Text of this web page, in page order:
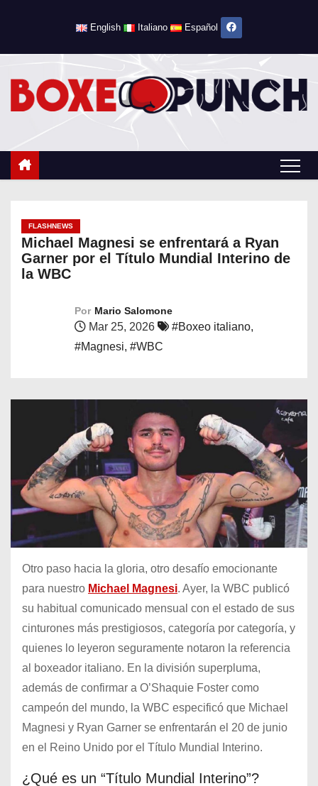
English Italiano Español
FLASHNEWS
Michael Magnesi se enfrentará a Ryan
Garner por el Título Mundial Interino de
la WBC
Por Mario Salomone
Mar 25, 2026 #Boxeo italiano,
#Magnesi, #WBC
Otro paso hacia la gloria, otro desafío emocionante
para nuestro Michael Magnesi. Ayer, la WBC publicó
su habitual comunicado mensual con el estado de sus
cinturones más prestigiosos, categoría por categoría, y
quienes lo leyeron seguramente notaron la referencia
al boxeador italiano. En la división superpluma,
además de confirmar a O’Shaquie Foster como
campeón del mundo, la WBC especificó que Michael
Magnesi y Ryan Garner se enfrentarán el 20 de junio
en el Reino Unido por el Título Mundial Interino.
¿Qué es un “Título Mundial Interino”?